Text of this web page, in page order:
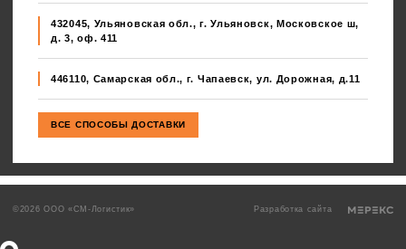
432045, Ульяновская обл., г. Ульяновск, Московское ш,
д. 3, оф. 411
446110, Самарская обл., г. Чапаевск, ул. Дорожная, д.11
©2026 ООО «СМ-Логистик» Разработка сайта